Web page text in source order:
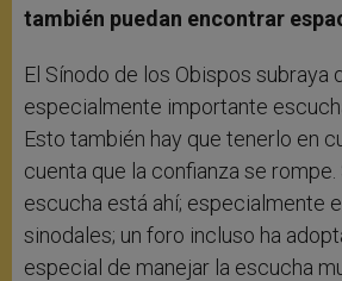
también puedan encontrar
El Sínodo de los Obispos subraya
especialmente importante
Esto también hay que tenerlo en
cuenta que la confianza se rompe.
escucha está ahí; especialmente
sinodales; un foro incluso ha
especial de manejar la escucha